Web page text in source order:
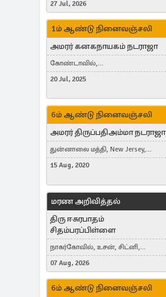
27 Jul, 2026
1ம் ஆண்டு நினைவஞ்சலி
அமரர் கனகநாயகம் நடராஜா
கோண்டாவில்,
புன்னாலைக்கட்டுவன், சவுதி
Germany, Brampton, Canada
20 Jul, 2025
6ம் ஆண்டு நினைவஞ்சலி
அமரர் திருப்பதிஅம்மா நடராஜா
துன்னாலை மத்தி, New Jersey,
United States, Toronto, Canada
15 Aug, 2020
மரண அறிவித்தல்
திரு ஈசுரபாதம்
சிதம்பரப்பிள்ளை
நாகர்கோவில், உசன், சிட்னி,
Australia
07 Aug, 2026
6ம் ஆண்டு நினைவஞ்சலி